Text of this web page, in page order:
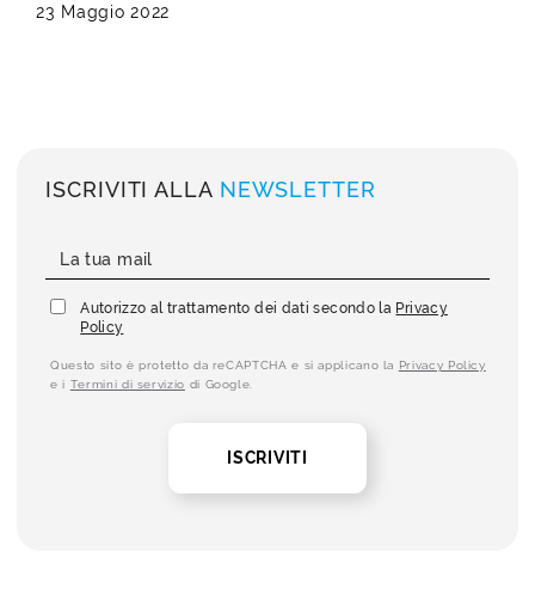
23 Maggio 2022
ISCRIVITI ALLA NEWSLETTER
Autorizzo al trattamento dei dati secondo la Privacy
Policy
Questo sito è protetto da reCAPTCHA e si applicano la Privacy Policy
e i Termini di servizio di Google.
ISCRIVITI